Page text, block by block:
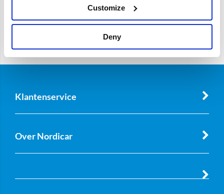
Customize
Deny
Klantenservice
Over Nordicar